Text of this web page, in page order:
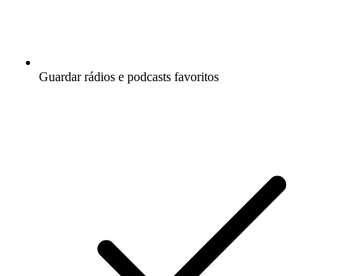
Guardar rádios e podcasts favoritos